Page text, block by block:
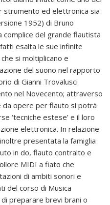
strumento ed elettronica sia
1952) di Bruno
complice del grande flautista
esalta le sue infinite
si moltiplicano e
del suono nel rapporto
di Gianni Trovalusci
nel Novecento; attraverso
opere per flauto si potrà
‘tecniche estese’ e il loro
elettronica. In relazione
presentata la famiglia
in do, flauto contralto e
MIDI a fiato che
di ambiti sonori e
del corso di Musica
preparare brevi brani o